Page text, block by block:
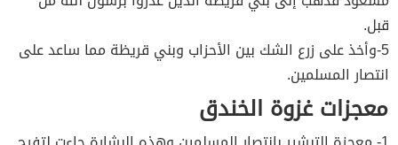
قبل.
5-وأخذ على زرع الشك بين الأحزاب وبني قريظة مما ساعد على
انتصار المسلمين.
معجزات غزوة الخندق